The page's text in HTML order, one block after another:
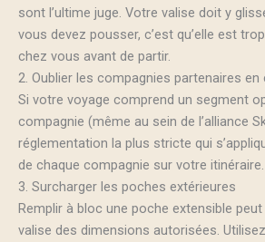
sont l’ultime juge. Votre valise doit y
vous devez pousser, c’est qu’elle est
chez vous avant de partir.
2. Oublier les compagnies partenaires
Si votre voyage comprend un segment
compagnie (même au sein de l’alliance
réglementation la plus stricte qui
de chaque compagnie sur votre itinéraire.
3. Surcharger les poches extérieures
Remplir à bloc une poche extensible
valise des dimensions autorisées.